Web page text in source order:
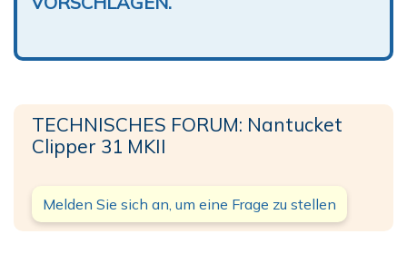
TECHNISCHES FORUM: Nantucket
Clipper 31 MKII
Melden Sie sich an, um eine Frage zu stellen